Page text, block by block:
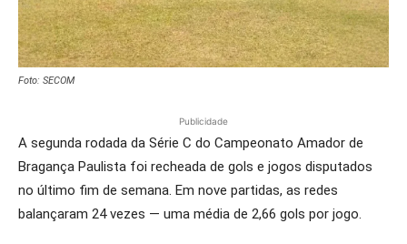
Foto: SECOM
Publicidade
A segunda rodada da Série C do Campeonato Amador de
Bragança Paulista foi recheada de gols e jogos disputados
no último fim de semana. Em nove partidas, as redes
balançaram 24 vezes — uma média de 2,66 gols por jogo.